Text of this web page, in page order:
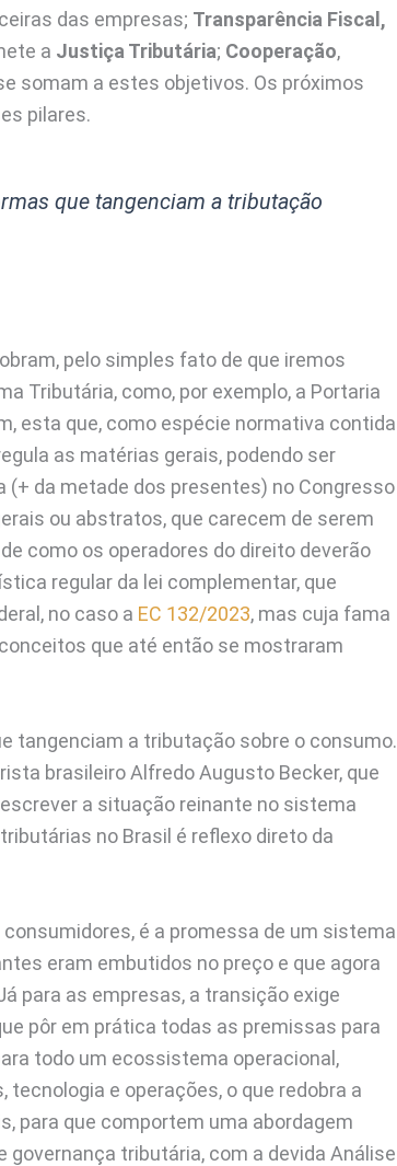
das empresas; Transparência Fiscal,
a Justiça Tributária; Cooperação,
somam a estes objetivos. Os próximos
pilares.
que tangenciam a tributação
pelo simples fato de que iremos
Tributária, como, por exemplo, a Portaria
esta que, como espécie normativa contida
as matérias gerais, podendo ser
da metade dos presentes) no Congresso
ou abstratos, que carecem de serem
como os operadores do direito deverão
regular da lei complementar, que
no caso a EC 132/2023, mas cuja fama
que até então se mostraram
tangenciam a tributação sobre o consumo.
brasileiro Alfredo Augusto Becker, que
a situação reinante no sistema
no Brasil é reflexo direto da
é a promessa de um sistema
eram embutidos no preço e que agora
para as empresas, a transição exige
pôr em prática todas as premissas para
todo um ecossistema operacional,
e operações, o que redobra a
para que comportem uma abordagem
tributária, com a devida Análise